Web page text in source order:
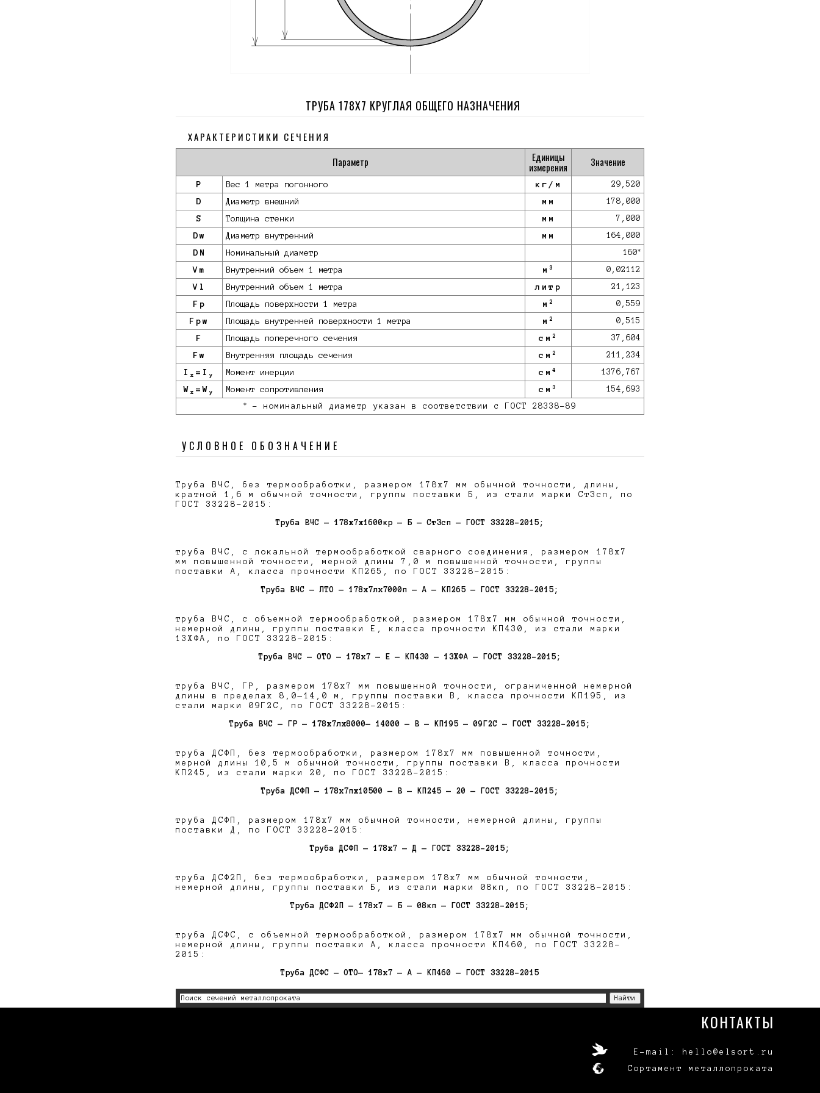
ТРУБА 178Х7 КРУГЛАЯ ОБЩЕГО НАЗНАЧЕНИЯ
ХАРАКТЕРИСТИКИ СЕЧЕНИЯ
Параметр
Единицы
измерения Значение
P Вес 1 метра погонного кг/м 29,520
D Диаметр внешний мм 178,000
S Толщина стенки мм 7,000
Dw Диаметр внутренний мм 164,000
DN Номинальный диаметр 160*
Vm Внутренний объем 1 метра м 3 0,02112
Vl Внутренний объем 1 метра литр 21,123
Fp Площадь поверхности 1 метра м 2 0,559
Fpw Площадь внутренней поверхности 1 метра м 2 0,515
F Площадь поперечного сечения см 2 37,604
Fw Внутренняя площадь сечения см 2 211,234
I x =I y Момент инерции см 4 1376,767
W x =W y Момент сопротивления см 3 154,693
* - номинальный диаметр указан в соответствии с ГОСТ 28338-89
УСЛОВНОЕ ОБОЗНАЧЕНИЕ
Труба ВЧС, без термообработки, размером 178х7 мм обычной точности, длины,
кратной 1,6 м обычной точности, группы поставки Б, из стали марки СтЗсп, по
ГОСТ 33228-2015:
Труба ВЧС — 178х7х1600кр — Б — СтЗсп — ГОСТ 33228-2015;
труба ВЧС, с локальной термообработкой сварного соединения, размером 178х7
мм повышенной точности, мерной длины 7,0 м повышенной точности, группы
поставки А, класса прочности КП265, по ГОСТ 33228-2015:
Труба ВЧС — ЛТО — 178х7лх7000п — А — КП265 — ГОСТ 33228-2015;
труба ВЧС, с объемной термообработкой, размером 178х7 мм обычной точности,
немерной длины, группы поставки Е, класса прочности КП430, из стали марки
13ХФА, по ГОСТ 33228-2015:
Труба ВЧС — ОТО — 178х7 — Е — КП430 — 13ХФА — ГОСТ 33228-2015;
труба ВЧС, ГР, размером 178х7 мм повышенной точности, ограниченной немерной
длины в пределах 8,0—14,0 м, группы поставки В, класса прочности КП195, из
стали марки 09Г2С, по ГОСТ 33228-2015:
Труба ВЧС — ГР — 178х7лх8000— 14000 — В — КП195 — 09Г2С — ГОСТ 33228-2015;
труба ДСФП, без термообработки, размером 178х7 мм повышенной точности,
мерной длины 10,5 м обычной точности, группы поставки В, класса прочности
КП245, из стали марки 20, по ГОСТ 33228-2015:
Труба ДСФП — 178х7пх10500 — В — КП245 — 20 — ГОСТ 33228-2015;
труба ДСФП, размером 178х7 мм обычной точности, немерной длины, группы
поставки Д, по ГОСТ 33228-2015:
Труба ДСФП — 178х7 — Д — ГОСТ 33228-2015;
труба ДСФ2П, без термообработки, размером 178х7 мм обычной точности,
немерной длины, группы поставки Б, из стали марки 08кп, по ГОСТ 33228-2015:
Труба ДСФ2П — 178х7 — Б — 08кп — ГОСТ 33228-2015;
труба ДСФС, с объемной термообработкой, размером 178х7 мм обычной точности,
немерной длины, группы поставки А, класса прочности КП460, по ГОСТ 33228-
2015:
Труба ДСФС — ОТО— 178х7 — А — КП460 — ГОСТ 33228-2015
КОНТАКТЫ
E-mail: hello@elsort.ru
Сортамент металлопроката